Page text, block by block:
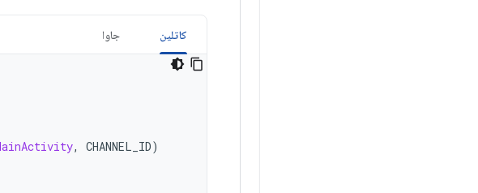
کاتلین جاوا
, CHANNEL_ID)